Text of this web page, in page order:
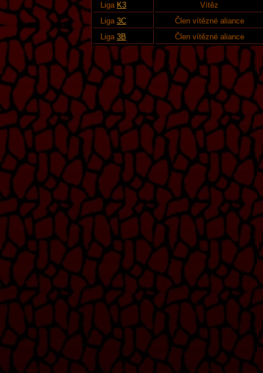
Liga K3
Vítěz
Liga 3C
Člen vítězné aliance
Liga 3B Člen vítězné aliance